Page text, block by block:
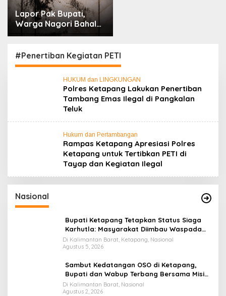
Lapor Pak Bupati,
Warga Nagori Bahal
Batu Dilanda Asap dan
Berasal dari PKS PT
Dolok Saribu
#Penertiban Kegiatan PETI
HUKUM dan LINGKUNGAN
Polres Ketapang Lakukan Penertiban
Tambang Emas Ilegal di Pangkalan
Teluk
Hukum dan Pertambangan
Rampas Ketapang Apresiasi Polres
Ketapang untuk Tertibkan PETI di
Tayap dan Kegiatan Ilegal
Nasional
Bupati Ketapang Tetapkan Status Siaga
Karhutla: Masyarakat Diimbau Waspada
Cuaca Ekstrem
Di Kalimantan Barat, Ketapang, Nasional
Agustus 5, 2026
Sambut Kedatangan OSO di Ketapang,
Bupati dan Wabup Terbang Bersama Misi
Keberkahan MTQ XXXIV di Kayong Utara
Di Kalimantan Barat, Nasional
Agustus 2, 2026